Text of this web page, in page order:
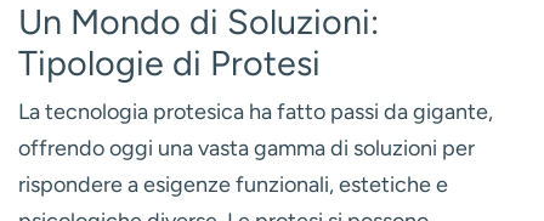
Un Mondo di Soluzioni:
Tipologie di Protesi
La tecnologia protesica ha fatto passi da gigante,
offrendo oggi una vasta gamma di soluzioni per
rispondere a esigenze funzionali, estetiche e